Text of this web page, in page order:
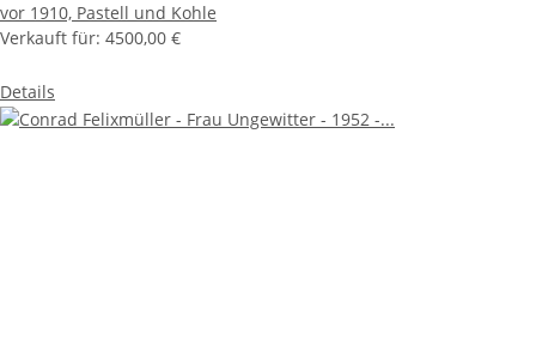
vor 1910, Pastell und Kohle
Verkauft für: 4500,00 €
Details